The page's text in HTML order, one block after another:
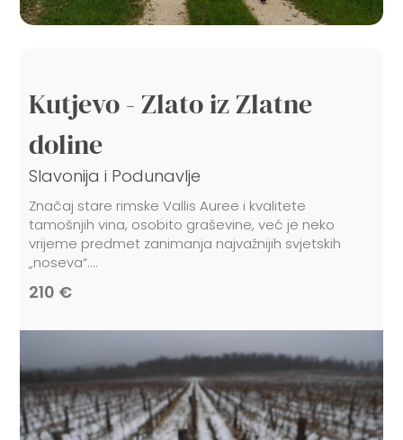
Kutjevo - Zlato iz Zlatne
doline
Slavonija i Podunavlje
Značaj stare rimske Vallis Auree i kvalitete
tamošnjih vina, osobito graševine, već je neko
vrijeme predmet zanimanja najvažnijih svjetskih
„noseva“....
210 €